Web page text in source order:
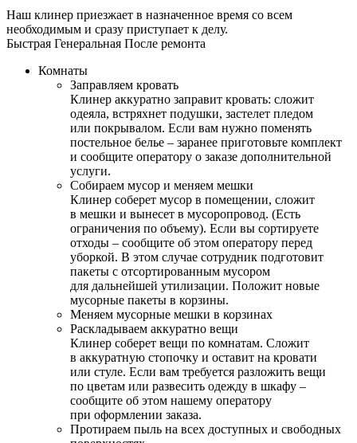
Наш клинер приезжает в назначенное время со всем
необходимым и сразу приступает к делу.
Быстрая Генеральная После ремонта
Комнаты
Заправляем кровать
Клинер аккуратно заправит кровать: сложит
одеяла, встряхнет подушки, застелет пледом
или покрывалом. Если вам нужно поменять
постельное белье – заранее приготовьте комплект
и сообщите оператору о заказе дополнительной
услуги.
Собираем мусор и меняем мешки
Клинер соберет мусор в помещении, сложит
в мешки и вынесет в мусоропровод. (Есть
ограничения по объему). Если вы сортируете
отходы – сообщите об этом оператору перед
уборкой. В этом случае сотрудник подготовит
пакеты с отсортированным мусором
для дальнейшей утилизации. Положит новые
мусорные пакеты в корзины.
Меняем мусорные мешки в корзинах
Раскладываем аккуратно вещи
Клинер соберет вещи по комнатам. Сложит
в аккуратную стопочку и оставит на кровати
или стуле. Если вам требуется разложить вещи
по цветам или развесить одежду в шкафу –
сообщите об этом нашему оператору
при оформлении заказа.
Протираем пыль на всех доступных и свободных